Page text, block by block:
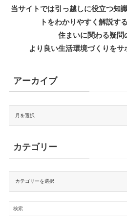
当サイトでは引っ越しに役立つ知
トをわかりやすく解説す
住まいに関わる疑問
より良い生活環境づくりをサ
アーカイブ
カテゴリー
ゴ